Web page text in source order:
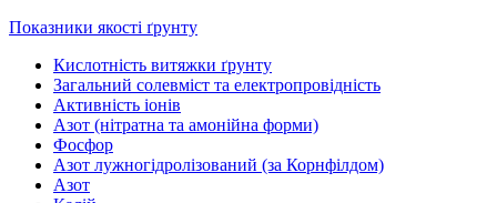
Показники якості ґрунту
Кислотність витяжки ґрунту
Загальний солевміст та електропровідність
Активність іонів
Азот (нітратна та амонійна форми)
Фосфор
Азот лужногідролізований (за Корнфілдом)
Азот